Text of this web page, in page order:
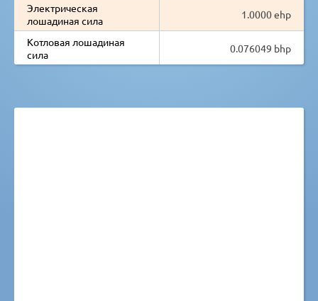
Электрическая
лошадиная сила
1.0000 ehp
Котловая лошадиная
сила
0.076049 bhp